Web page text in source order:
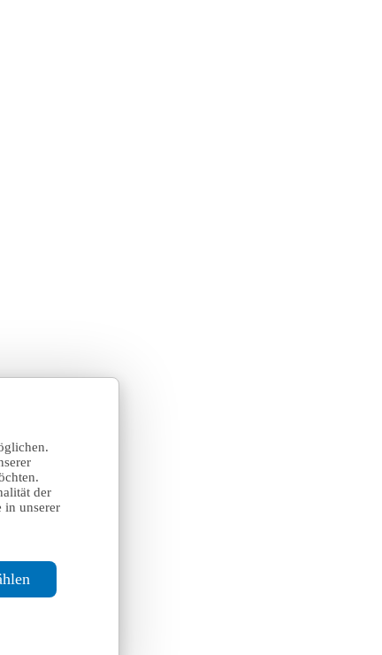
der
in unserer